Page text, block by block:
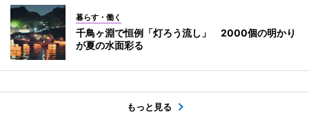
暮らす・働く
千鳥ヶ淵で恒例「灯ろう流し」 2000個の明かり
が夏の水面彩る
もっと見る